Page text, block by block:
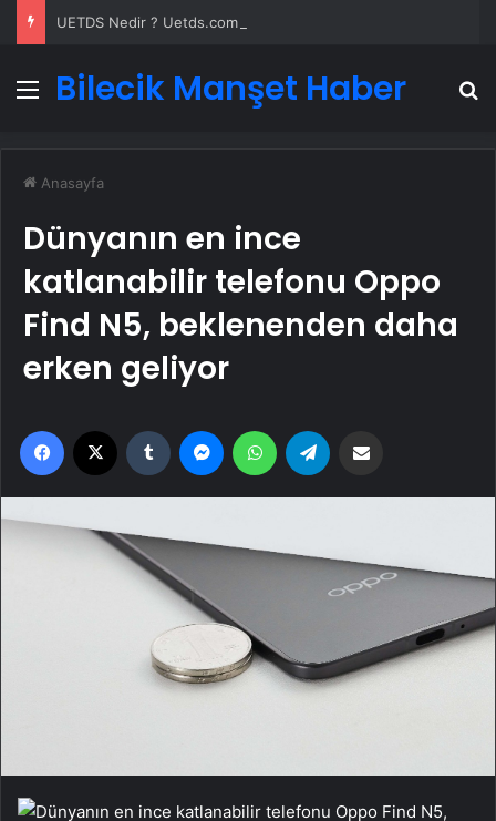
Menü
Bilecik Manşet Haber
Anasayfa
Dünyanın en ince
katlanabilir telefonu Oppo
Find N5, beklenenden daha
erken geliyor
Facebook Tumblr MessengerWhatsApp